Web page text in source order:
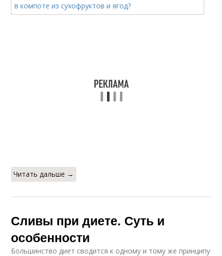
Читать дальше →
Сливы при диете. Суть и
особенности
Большинство диет сводится к одному и тому же принципу